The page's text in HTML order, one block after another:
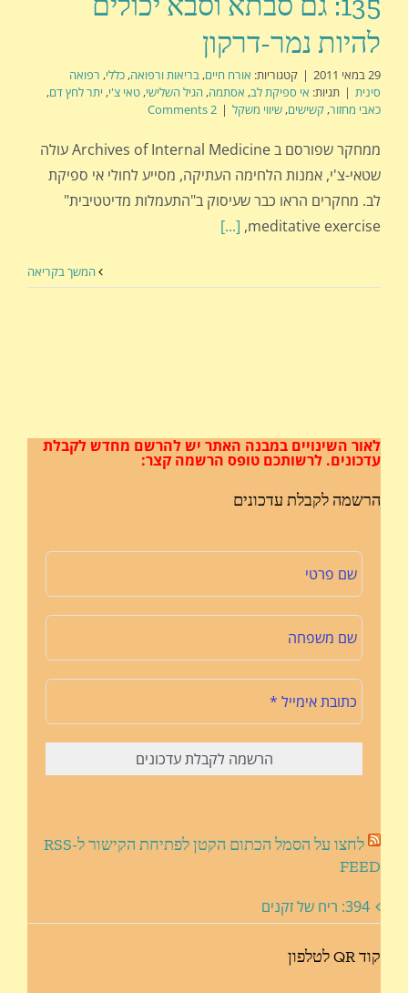
להיות נמר-דרקון
29 במאי 2011 | קטגוריות: אורח חיים, בריאות ורפואה, כללי, רפואה
סינית | תגיות: אי ספיקת לב, אסתמה, הגיל השלישי, טאי צ'י, יתר לחץ דם,
כאבי מחזור, קשישים, שיווי משקל |
2 Comments
ממחקר שפורסם ב Archives of Internal Medicine עולה
שטאי-צ'י, אמנות הלחימה העתיקה, מסייע לחולי אי ספיקת
לב. מחקרים הראו כבר שעיסוק ב"התעמלות מדיטטיבית"
meditative exercise,
[...]
המשך בקריאה
לאור השינויים במבנה האתר יש להרשם מחדש לקבלת
עדכונים. לרשותכם טופס הרשמה קצר:
הרשמה לקבלת עדכונים
לחצו על הסמל הכתום הקטן לפתיחת הקישור ל-RSS
FEED
394: ריח של זקנים
קוד QR לטלפון